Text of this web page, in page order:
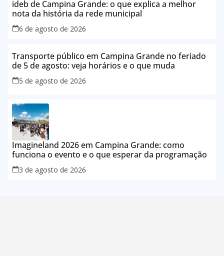
ideb de Campina Grande: o que explica a melhor
nota da história da rede municipal
6 de agosto de 2026
Transporte público em Campina Grande no feriado
de 5 de agosto: veja horários e o que muda
5 de agosto de 2026
Imagineland 2026 em Campina Grande: como
funciona o evento e o que esperar da programação
3 de agosto de 2026